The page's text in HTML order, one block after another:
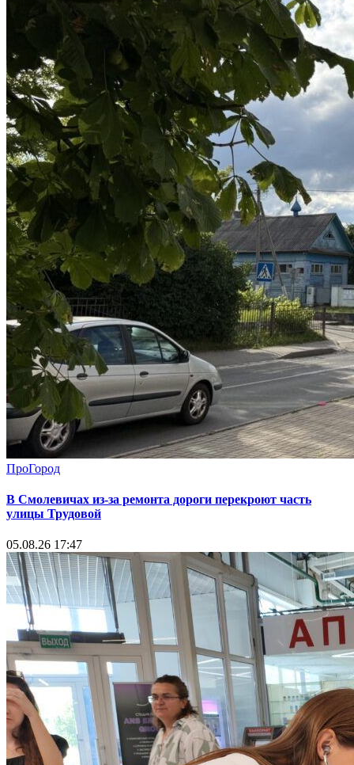
ПроГород
В Смолевичах из-за ремонта дороги перекроют часть
улицы Трудовой
05.08.26 17:47